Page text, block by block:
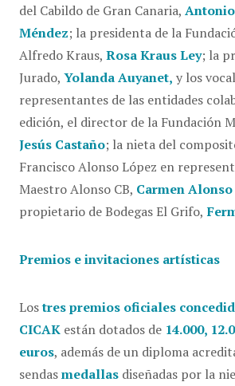
del Cabildo de Gran Canaria,
Méndez; la presidenta de la
Alfredo Kraus, Rosa Kraus Ley; la
Jurado, Yolanda Auyanet, y los
representantes de las entidades
edición, el director de la Fundación
Jesús Castaño; la nieta del
Francisco Alonso López en
Maestro Alonso CB, Carmen Alonso
propietario de Bodegas El Grifo,
Premios e invitaciones artísticas
Lostres premios oficiales
CICAK están dotados de 14.000,
euros, además de un diploma
sendasmedallas diseñadas por la